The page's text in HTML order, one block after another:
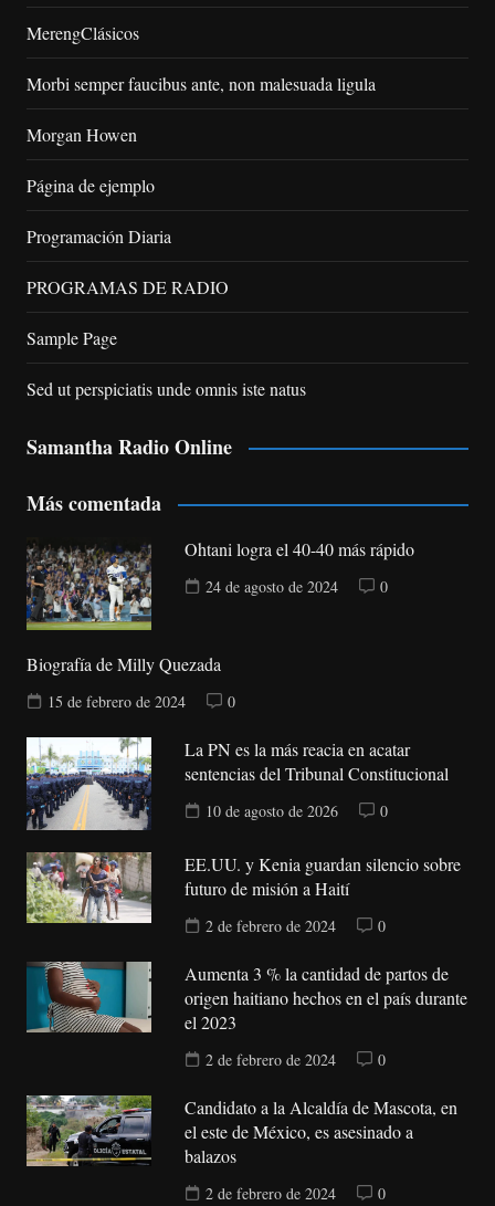
MerengClásicos
Morbi semper faucibus ante, non malesuada ligula
Morgan Howen
Página de ejemplo
Programación Diaria
PROGRAMAS DE RADIO
Sample Page
Sed ut perspiciatis unde omnis iste natus
Samantha Radio Online
Más comentada
Ohtani logra el 40-40 más rápido
24 de agosto de 2024 0
Biografía de Milly Quezada
15 de febrero de 2024 0
La PN es la más reacia en acatar
sentencias del Tribunal Constitucional
10 de agosto de 2026 0
EE.UU. y Kenia guardan silencio sobre
futuro de misión a Haití
2 de febrero de 2024 0
Aumenta 3 % la cantidad de partos de
origen haitiano hechos en el país durante
el 2023
2 de febrero de 2024 0
Candidato a la Alcaldía de Mascota, en
el este de México, es asesinado a
balazos
2 de febrero de 2024 0